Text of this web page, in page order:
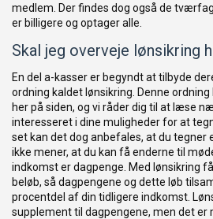
medlem. Der findes dog også de
er billigere og optager alle.
Skal jeg overveje lønsikring
En del a-kasser er begyndt at tilbyde
ordning kaldet lønsikring. Denne
her på siden, og vi råder dig til at læse
interesseret i dine muligheder for at
set kan det dog anbefales, at du tegner
ikke mener, at du kan få enderne til
indkomst er dagpenge. Med lønsikring
beløb, så dagpengene og dette løb
procentdel af din tidligere indkomst.
supplement til dagpengene, men det